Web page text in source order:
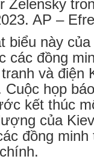
Zelensky
AP –
biểu này
các đồng
và điện
họp
kết thúc
của
đồng